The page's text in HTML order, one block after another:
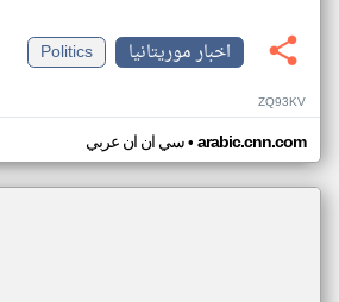
اخبار موريتانيا
Politics
ZQ93KV
سي ان ان عربي• arabic.cnn.com